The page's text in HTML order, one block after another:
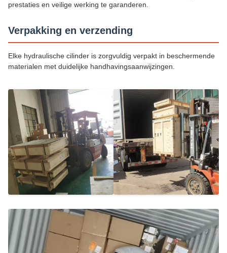
prestaties en veilige werking te garanderen.
Verpakking en verzending
Elke hydraulische cilinder is zorgvuldig verpakt in beschermende
materialen met duidelijke handhavingsaanwijzingen.